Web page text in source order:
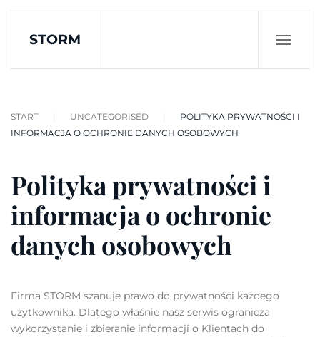
Skip to main content
STORM
START UNCATEGORISED
POLITYKA PRYWATNOŚCI I
INFORMACJA O OCHRONIE DANYCH OSOBOWYCH
Polityka prywatności i
informacja o ochronie
danych osobowych
Firma STORM szanuje prawo do prywatności każdego
użytkownika. Dlatego właśnie nasz serwis ogranicza
wykorzystanie i zbieranie informacji o Klientach do